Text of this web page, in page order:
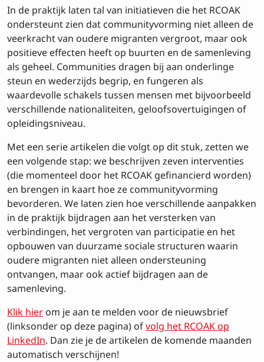
In de praktijk laten tal van initiatieven die het RCOAK
ondersteunt zien dat communityvorming niet alleen de
veerkracht van oudere migranten vergroot, maar ook
positieve effecten heeft op buurten en de samenleving
als geheel. Communities dragen bij aan onderlinge
steun en wederzijds begrip, en fungeren als
waardevolle schakels tussen mensen met bijvoorbeeld
verschillende nationaliteiten, geloofsovertuigingen of
opleidingsniveau.
Met een serie artikelen die volgt op dit stuk, zetten we
een volgende stap: we beschrijven zeven interventies
(die momenteel door het RCOAK gefinancierd worden)
en brengen in kaart hoe ze communityvorming
bevorderen. We laten zien hoe verschillende aanpakken
in de praktijk bijdragen aan het versterken van
verbindingen, het vergroten van participatie en het
opbouwen van duurzame sociale structuren waarin
oudere migranten niet alleen ondersteuning
ontvangen, maar ook actief bijdragen aan de
samenleving.
Klik hierom je aan te melden voor de nieuwsbrief
(linksonder op deze pagina) ofvolg het RCOAK op
LinkedIn. Dan zie je de artikelen de komende maanden
automatisch verschijnen!